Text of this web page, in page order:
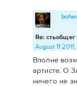
Re: стьобщег
August 11
Вполне
артисте. О
ничего не